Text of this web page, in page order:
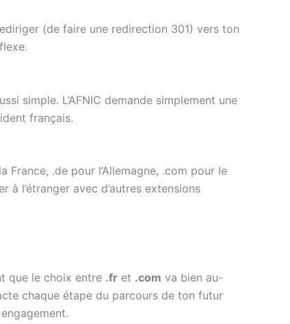
(de faire une redirection 301) vers ton
simple. L’AFNIC demande simplement une
français.
France, .de pour l’Allemagne, .com pour le
l’étranger avec d’autres extensions
que le choix entre .fr et .com va bien au-
chaque étape du parcours de ton futur